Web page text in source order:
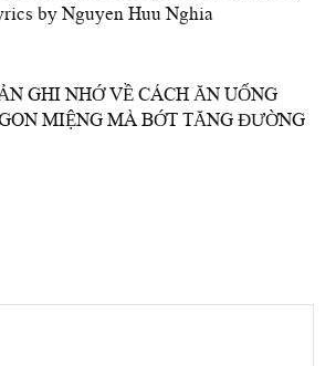
by Nguyen Huu Nghia
GHI NHỚ VỀ CÁCH ĂN UỐNG
MIỆNG MÀ BỚT TĂNG ĐƯỜNG